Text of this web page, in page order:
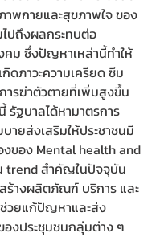
พกายและสุขภาพใจ ของ
ไปถึงผลกระทบต่อ
คม ซึ่งปัญหาเหล่านี้ทำให้
กิดภาวะความเครียด ซึม
ารฆ่าตัวตายที่เพิ่มสูงขึ้น
รัฐบาลได้หามาตรการ
ายส่งเสริมให้ประชาชนมี
งของ Mental health and
trend สำคัญในปัจจุบัน
ร้างผลิตภัณฑ์ บริการ และ
ช่วยแก้ปัญหาและส่ง
งประชุมชนกลุ่มต่าง ๆ